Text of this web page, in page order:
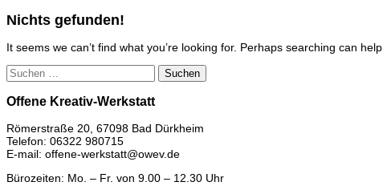
Nichts gefunden!
It seems we can’t find what you’re looking for. Perhaps searching can help.
Suchen
nach:
Offene Kreativ-Werkstatt
Römerstraße 20, 67098 Bad Dürkheim
Telefon: 06322 980715
E-mail: offene-werkstatt@owev.de
Bürozeiten: Mo. – Fr. von 9.00 – 12.30 Uhr